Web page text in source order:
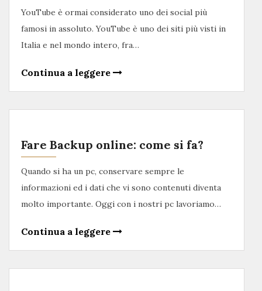
YouTube è ormai considerato uno dei social più
famosi in assoluto. YouTube è uno dei siti più visti in
Italia e nel mondo intero, fra…
Continua a leggere
Fare Backup online: come si fa?
Quando si ha un pc, conservare sempre le
informazioni ed i dati che vi sono contenuti diventa
molto importante. Oggi con i nostri pc lavoriamo…
Continua a leggere